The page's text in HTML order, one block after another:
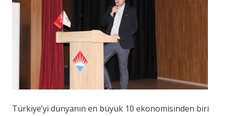
Türkiye’yi dünyanın en büyük 10 ekonomisinden biri